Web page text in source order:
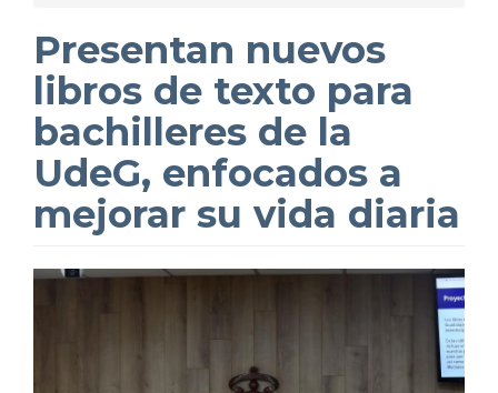
Presentan nuevos
libros de texto para
bachilleres de la
UdeG, enfocados a
mejorar su vida diaria